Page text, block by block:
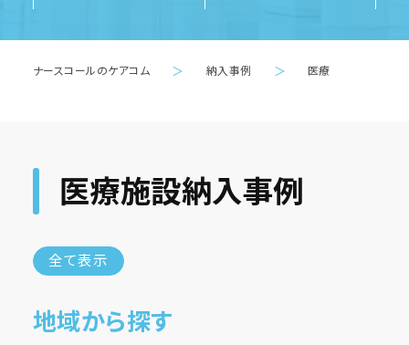
ナースコールのケアコム ＞ 納入事例 ＞ 医療
医療施設納入事例
全て表示
地域から探す